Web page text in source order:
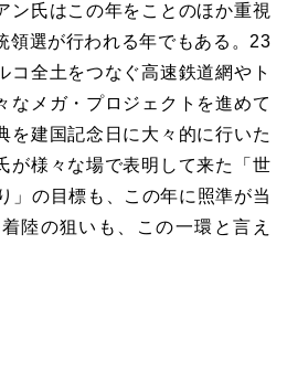
ン氏はこの年をことのほか重視
領選が行われる年でもある。23
コ全土をつなぐ高速鉄道網やト
なメガ・プロジェクトを進めて
を建国記念日に大々的に行いた
が様々な場で表明して来た「世
」の目標も、この年に照準が当
陸の狙いも、この一環と言え